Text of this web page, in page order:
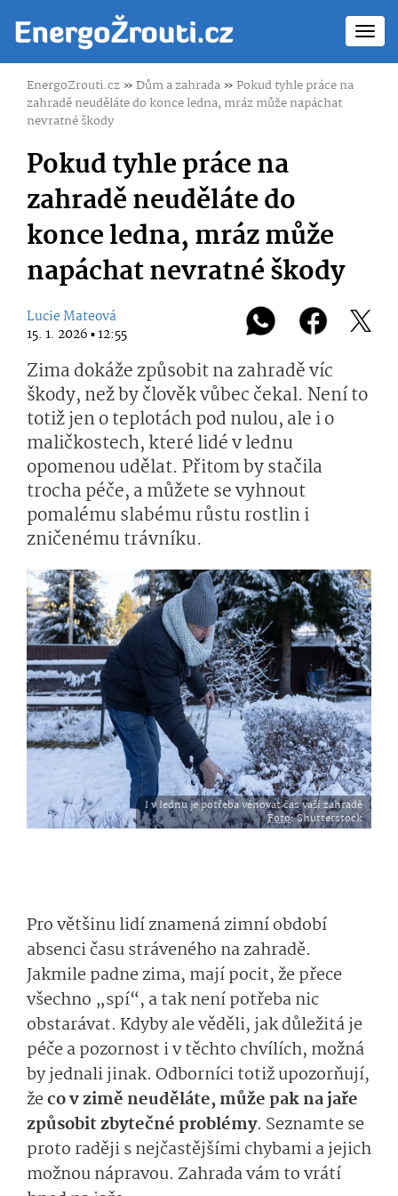
EnergoZrouti.cz»Dům a zahrada»Pokud tyhle práce na
zahradě neuděláte do konce ledna, mráz může napáchat
nevratné škody
Pokud tyhle práce na
zahradě neuděláte do
konce ledna, mráz může
napáchat nevratné škody
Lucie Mateová
15. 1. 2026 ▪ 12:55
Zima dokáže způsobit na zahradě víc
škody, než by člověk vůbec čekal. Není to
totiž jen o teplotách pod nulou, ale i o
maličkostech, které lidé v lednu
opomenou udělat. Přitom by stačila
trocha péče, a můžete se vyhnout
pomalému slabému růstu rostlin i
zničenému trávníku.
I v lednu je potřeba věnovat čas vaší zahradě
Foto: Shutterstock
Pro většinu lidí znamená zimní období
absenci času stráveného na zahradě.
Jakmile padne zima, mají pocit, že přece
všechno „spí“, a tak není potřeba nic
obstarávat. Kdyby ale věděli, jak důležitá je
péče a pozornost i v těchto chvílích, možná
by jednali jinak. Odborníci totiž upozorňují,
žeco v zimě neuděláte, může pak na jaře
způsobit zbytečné problémy. Seznamte se
proto raději s nejčastějšími chybami a jejich
možnou nápravou. Zahrada vám to vrátí